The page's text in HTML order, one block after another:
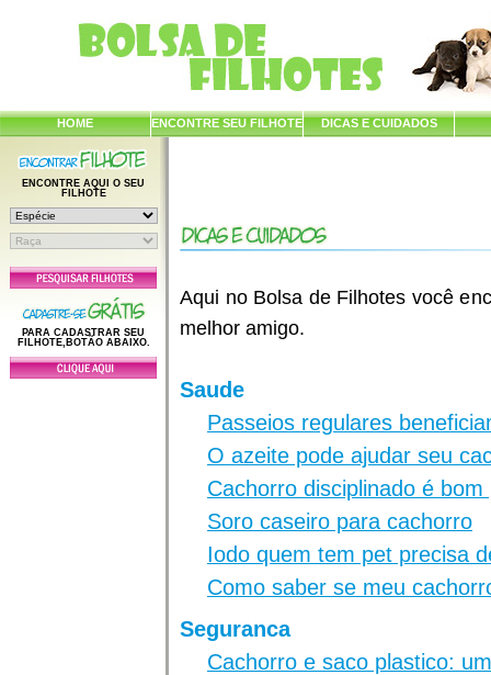
HOME ENCONTRE SEU FILHOTE DICAS E CUIDADOS
ENCONTRE AQUI O SEU
FILHOTE
PARA CADASTRAR SEU
FILHOTE,BOTÃO ABAIXO.
Aqui no Bolsa de Filhotes você
melhor amigo.
Saude
Passeios regulares
O azeite pode ajudar seu
Cachorro disciplinado é
Soro caseiro para cachorro
Iodo quem tem pet precisa
Como saber se meu
Seguranca
Cachorro e saco plastico: